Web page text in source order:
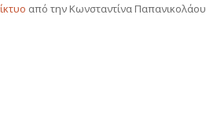
από την Κωνσταντίνα Παπανικολάου